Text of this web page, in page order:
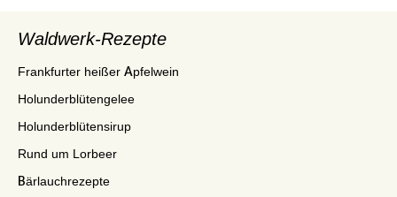
Waldwerk-Rezepte
Frankfurter heißer Apfelwein
Holunderblütengelee
Holunderblütensirup
Rund um Lorbeer
Bärlauchrezepte